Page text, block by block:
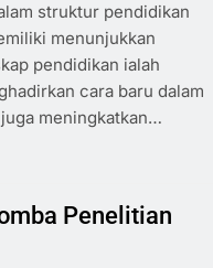
struktur pendidikan
menunjukkan
pendidikan ialah
cara baru dalam
meningkatkan…
Penelitian